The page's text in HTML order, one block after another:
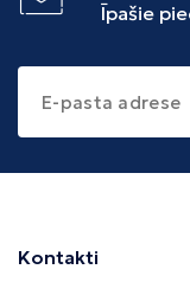
Īpašie
Kontakti